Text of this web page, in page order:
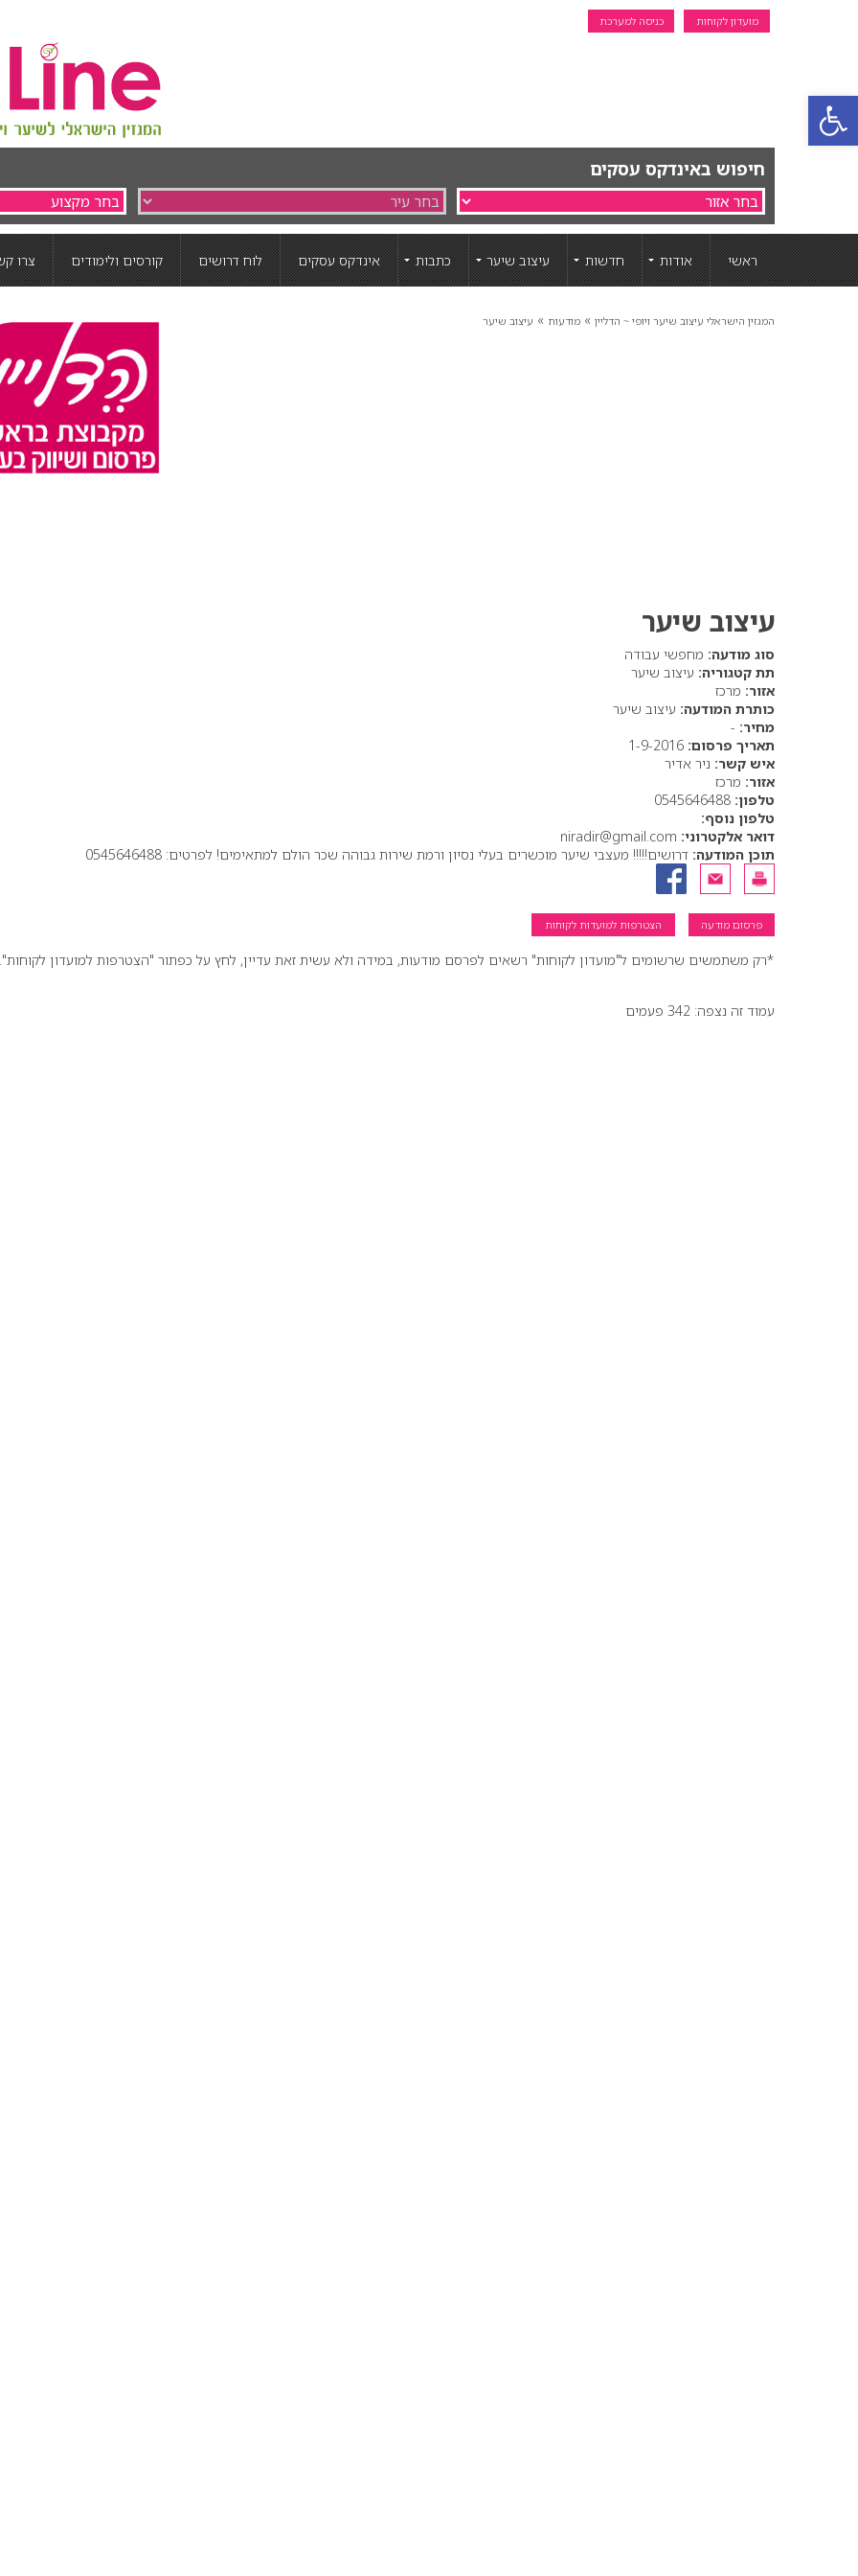
פתח סרגל נגישות
מועדון לקוחות כניסה למערכת
חיפוש באינדקס עסקים
ראשי אודות חדשות עיצוב שיער כתבות אינדקס עסקים לוח דרושים קורסים ולימודים צרו
המגזין הישראלי עיצוב שיער ויופי ~ הדליין » מודעות » עיצוב שיער
עיצוב שיער
סוג מודעה: מחפשי עבודה
תת קטגוריה: עיצוב שיער
אזור: מרכז
כותרת המודעה: עיצוב שיער
מחיר: -
תאריך פרסום:
איש קשר: ניר אדיר
אזור: מרכז
טלפון:
טלפון נוסף:
דואר אלקטרוני:
תוכן המודעה: דרושים!!!!! מעצבי שיער מוכשרים בעלי נסיון ורמת שירות גבוהה שכר הולם למתאימים! לפרטים: 0545646488
פרסום מודעה הצטרפות למועדות לקוחות
*רק משתמשים שרשומים ל"מועדון לקוחות" רשאים לפרסם מודעות, במידה ולא עשית זאת עדיין, לחץ על כפתור "הצטרפות למועדון לקוחות".
עמוד זה נצפה: 342 פעמים